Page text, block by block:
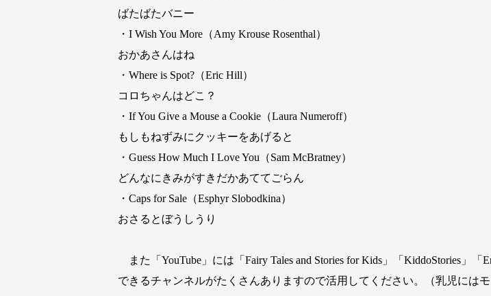
ばたばたバニー
・I Wish You More（Amy Krouse Rosenthal）
おかあさんはね
・Where is Spot?（Eric Hill）
コロちゃんはどこ？
・If You Give a Mouse a Cookie（Laura Numeroff）
もしもねずみにクッキーをあげると
・Guess How Much I Love You（Sam McBratney）
どんなにきみがすきだかあててごらん
・Caps for Sale（Esphyr Slobodkina）
おさるとぼうしうり
また「YouTube」には「Fairy Tales and Stories for Kids」「KiddoStories」
できるチャンネルがたくさんありますので活用してください。（乳児には